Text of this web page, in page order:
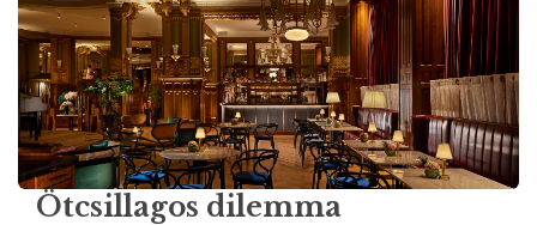
Ötcsillagos dilemma